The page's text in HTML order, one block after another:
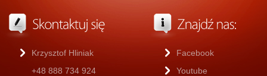
Krzysztof Hliniak
+48 888 734 924
Facebook
Youtube